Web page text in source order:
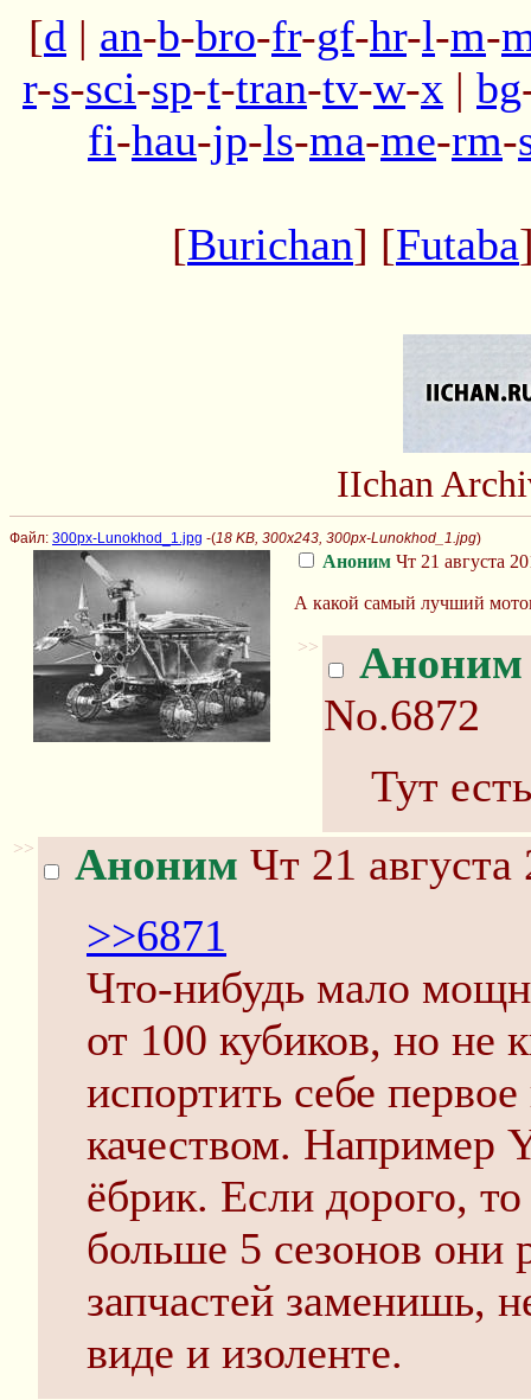
[d | an-b-bro-fr-gf-hr-l-m-
r-s-sci-sp-t-tran-tv-w-x | bg
fi-hau-jp-ls-ma-me-rm-
[Burichan] [Futaba
IIchan
Файл: 300px-Lunokhod_1.jpg -(18 KB, 300x243, 300px-Lunokhod_1.jpg)
Аноним Чт 21 августа
А какой самый лучший
>> Аноним
No.6872
Тут
>> Аноним Чт 21
>>6871
Что-нибудь мало
от 100 кубиков, но не
испортить себе
качеством. Например
ёбрик. Если дорого,
больше 5 сезонов они
запчастей заменишь,
виде и изоленте.